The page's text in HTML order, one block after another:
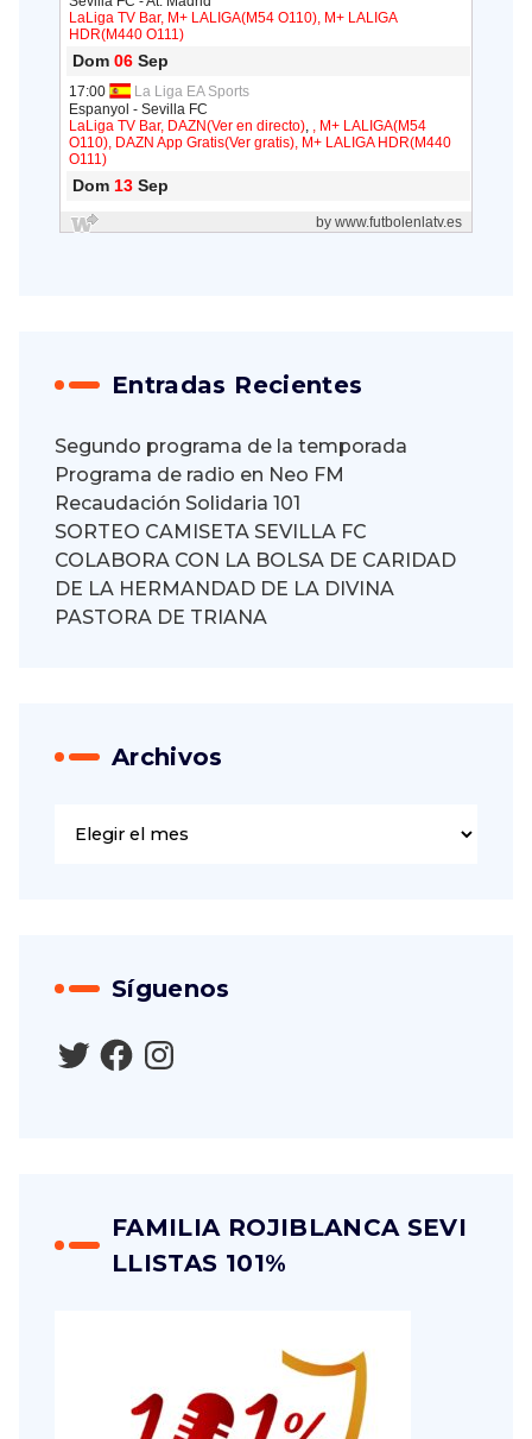
Entradas Recientes
Segundo programa de la temporada
Programa de radio en Neo FM
Recaudación Solidaria 101
SORTEO CAMISETA SEVILLA FC
COLABORA CON LA BOLSA DE CARIDAD
DE LA HERMANDAD DE LA DIVINA
PASTORA DE TRIANA
Archivos
Síguenos
FAMILIA ROJIBLANCA SEVI
LLISTAS 101%